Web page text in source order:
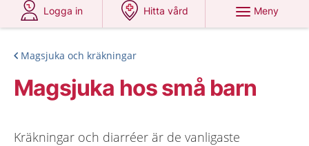
Logga in
Hitta vård
Meny
Magsjuka och kräkningar
Magsjuka hos små barn
Kräkningar och diarréer är de vanligaste